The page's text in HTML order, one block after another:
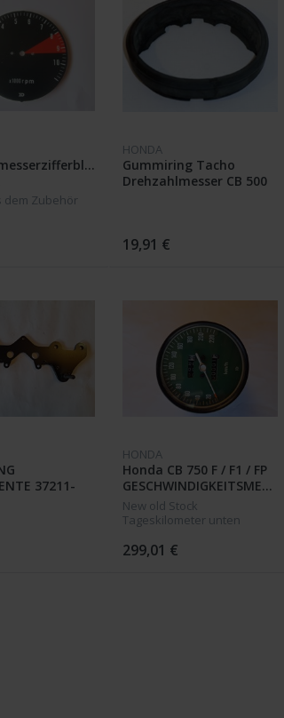
dem Zubehör
HONDA
Gummiring Tacho
Drehzahlmesser CB 500
19,91 €
37211-
HONDA
Honda CB 750 F / F1 / FP
GESCHWINDIGKEITSMESSER
37200-392-621 /
New old Stock
Tageskilometer unten
schwarze Kappe oben Delle
299,01 €